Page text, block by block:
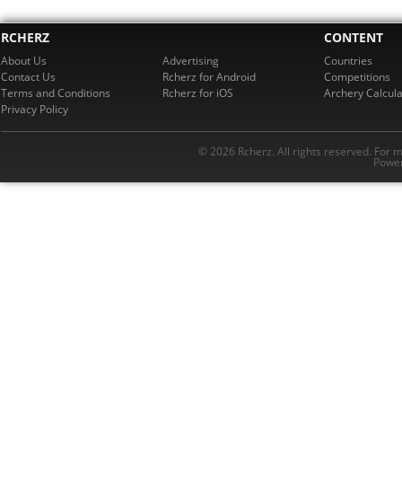
RCHERZ
About Us
Contact Us
Terms and Conditions
Privacy Policy
Advertising
Rcherz for Android
Rcherz for iOS
CONTENT
Countries
Competitions
Archery
© 2026 Rcherz. All rights reserved. For